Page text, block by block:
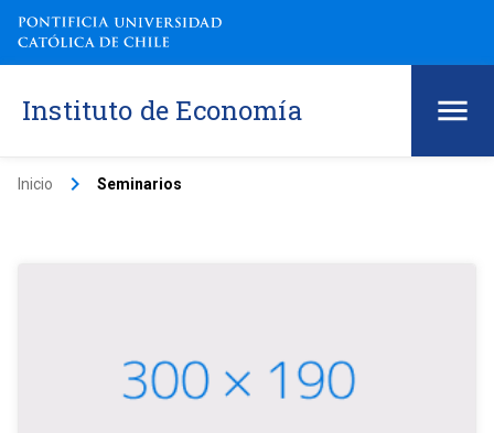
Instituto de Economía
Inicio keyboard_arrow_right Seminarios